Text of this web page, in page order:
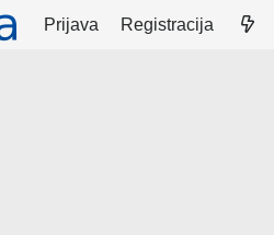
Prijava Registracija